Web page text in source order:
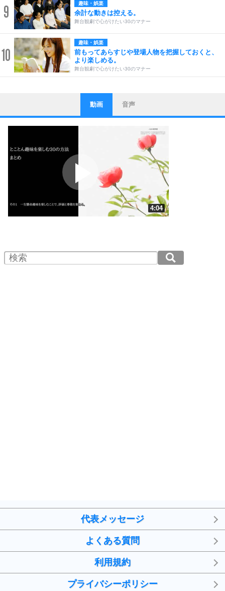
9 趣味・娯楽
余計な動きは控える。
舞台観劇で心がけたい30のマナー
10
趣味・娯楽
前もってあらすじや登場人物を把握しておくと、
より楽しめる。
舞台観劇で心がけたい30のマナー
1
ストレス対策
他人と比べない。
いっそのこと、他人を見ない。
いらいらしない人になる30の方法
ポジティブになれない原因は、行動しないから。
ポジティブ思考になる30の方法
人生、なんとかなるもの。
気楽に生きる30の方法
4 器の大きい人は、怒りを優しさで表現する。
10
人を好きになったら、まず相手を徹底的に信じる
ことが大切。
恋する人が知っておきたい30の大切なこと
動画 音声
4:04
2.0倍速 （478KB 2分2秒）
代表メッセージ
よくある質問
利用規約
プライバシーポリシー